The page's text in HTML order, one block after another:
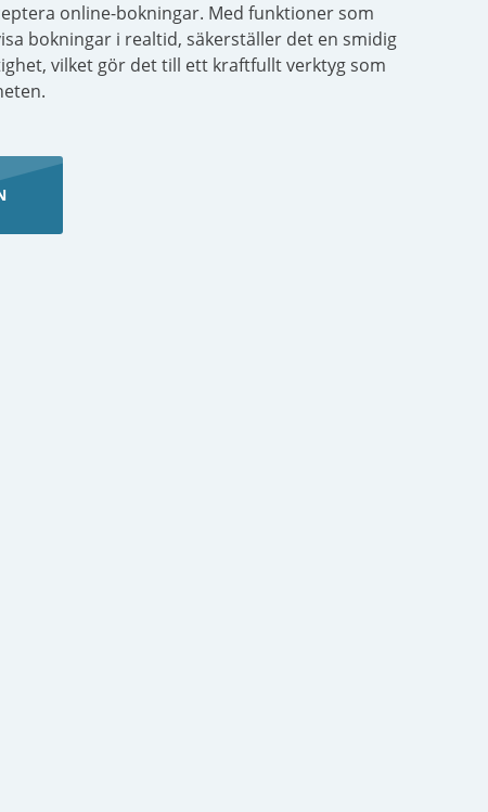
online-bokningar. Med funktioner som
bokningar i realtid, säkerställer det en smidig
vilket gör det till ett kraftfullt verktyg som